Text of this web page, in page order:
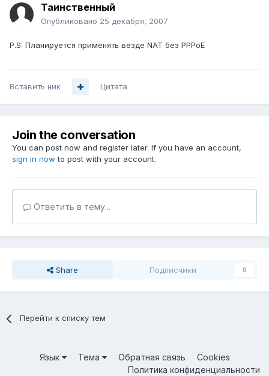
Таинственный
Опубликовано 25 декабря, 2007
P.S: Планируется применять везде NAT без PPPoE
Вставить ник Цитата
Join the conversation
You can post now and register later. If you have an account,
sign in now to post with your account.
Ответить в тему...
Share Подписчики 0
Перейти к списку тем
Язык Тема Обратная связь
Cookies
Политика конфиденциальности